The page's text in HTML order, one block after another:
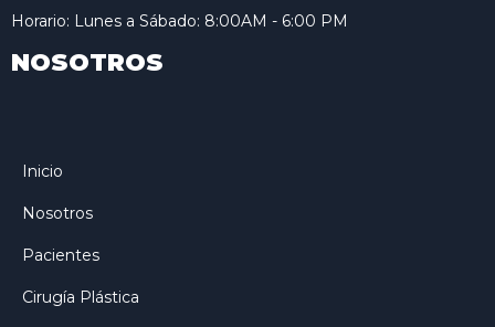
Horario: Lunes a Sábado: 8:00AM - 6:00 PM
NOSOTROS
Inicio
Nosotros
Pacientes
Cirugía Plástica